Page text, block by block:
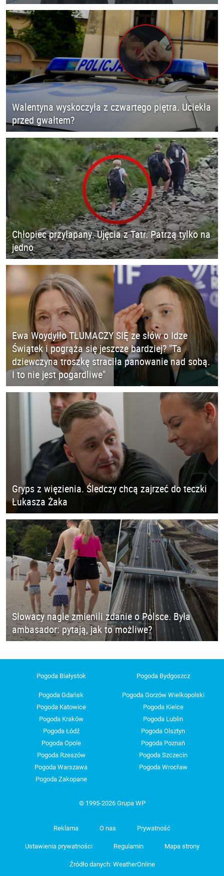
Walentyna wyskoczyła z czwartego piętra. Uciekła
przed gwałtem?
Chłopiec przyłapany. Ujęcia z Tatr. Patrzą tylko na
jedno
Ewa Woydyłło TŁUMACZY SIĘ ze słów o Idze
Świątek i pogrąża się jeszcze bardziej? "Ta
dziewczyna troszkę straciła panowanie nad sobą.
I to nie jest pogardliwe"
Gryps z więzienia. Śledczy chcą zajrzeć do teczki
Łukasza Żaka
Słowacy nagle zmienili zdanie o Polsce. Była
ambasador: pytają, jak to możliwe?
Pogoda Białystok Pogoda Bydgoszcz
Pogoda Gdańsk
Pogoda Gorzów Wielkopolski
Pogoda Katowice
Pogoda Kielce
Pogoda Kraków
Pogoda Lublin
Pogoda Łódź
Pogoda Olsztyn
Pogoda Opole
Pogoda Poznań
Pogoda Rzeszów
Pogoda Szczecin
Pogoda Warszawa
Pogoda Wrocław
Pogoda Zakopane
© 1995-2026 Grupa WP
Reklama O nas Prywatność
Ustawienia prywatności Regulamin Mapa strony
Źródło danych: WeatherOnline